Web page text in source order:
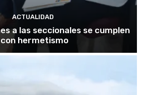
ACTUALIDAD
a las seccionales se cumplen
con hermetismo